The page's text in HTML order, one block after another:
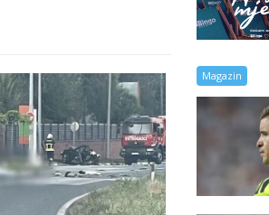
Magazin